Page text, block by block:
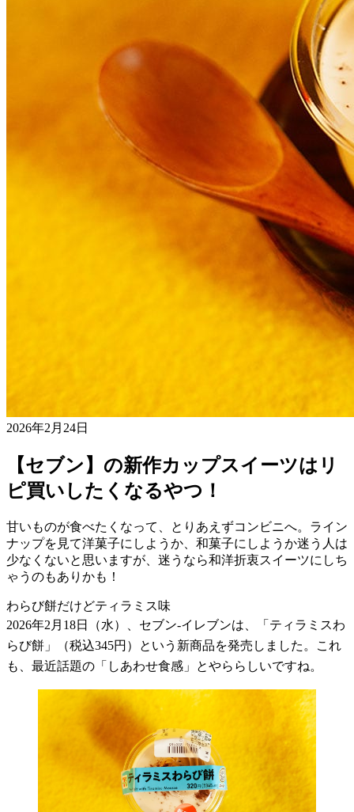
2026年2月24日
【セブン】の新作カップスイーツはリ
ピ買いしたくなるやつ！
甘いものが食べたくなって、とりあえずコンビニへ。ライン
ナップを見て洋菓子にしようか、和菓子にしようか迷う人は
少なくないと思いますが、迷うなら和洋折衷スイーツにしち
ゃうのもありかも！
わらび餅だけどティラミス味
2026年2 月 18日（水）、セブン-イレブンは、「ティラミスわ
らび餅」（税込345円）という新商品を発売しました。これ
も、最近話題の「しあわせ食感」とやららしいですね。